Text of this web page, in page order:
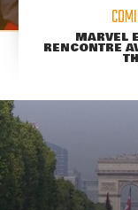
MARVEL
RENCONTRE